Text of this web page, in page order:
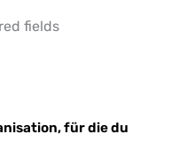
fields
für die du